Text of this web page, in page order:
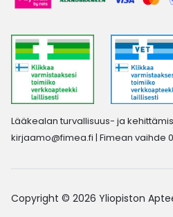
Lääkealan turvallisuus- ja
kirjaamo@fimea.fi | Fimean vaihde
Copyright © 2026 Yliopiston